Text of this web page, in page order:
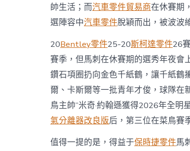
帥生活；而汽車零件貿易商在休賽期
選陣容中汽車零件脫穎而出，被波波
20Bentley零件25-20斯柯達零件26
賽季，但馬刺在休賽期的選秀年夜會
鑽石項圈扔向金色千紙鶴，讓千紙鶴
爾、卡斯爾等一批青年才俊，球隊在
鳥主帥”米奇·約翰遜獲得2026年全明
氣分離器改良版后，第三位在菜鳥賽
值得一提的是，得益于保時捷零件馬